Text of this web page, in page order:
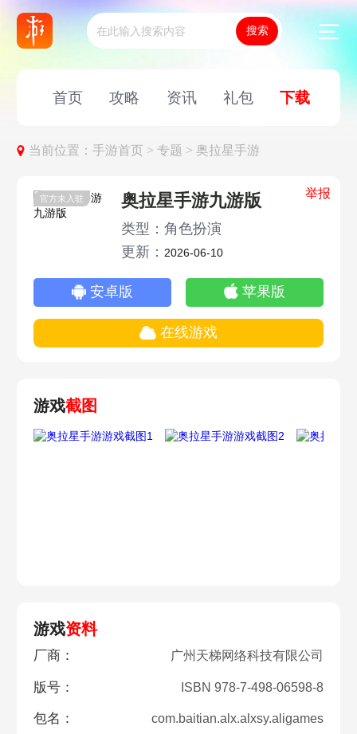
首页 攻略 资讯 礼包 下载
当前位置：手游首页 >专题 >奥拉星手游
官方未入驻 举报
奥拉星手游九游版
类型：角色扮演
更新： 2026-06-10
安卓版 苹果版
在线游戏
游戏截图
游戏资料
厂商： 广州天梯网络科技有限公司
版号： ISBN 978-7-498-06598-8
包名： com.baitian.alx.alxsy.aligames